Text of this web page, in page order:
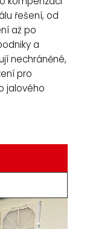
řešení, od
až po
a
nechráněné,
pro
jalového